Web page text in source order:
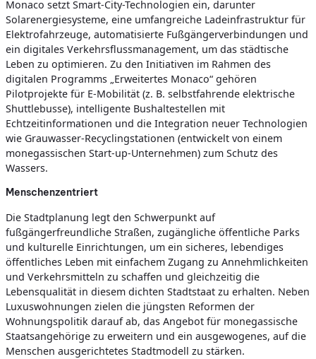
Monaco setzt Smart-City-Technologien ein, darunter
Solarenergiesysteme, eine umfangreiche Ladeinfrastruktur für
Elektrofahrzeuge, automatisierte Fußgängerverbindungen und
ein digitales Verkehrsflussmanagement, um das städtische
Leben zu optimieren. Zu den Initiativen im Rahmen des
digitalen Programms „Erweitertes Monaco“ gehören
Pilotprojekte für E-Mobilität (z. B. selbstfahrende elektrische
Shuttlebusse), intelligente Bushaltestellen mit
Echtzeitinformationen und die Integration neuer Technologien
wie Grauwasser-Recyclingstationen (entwickelt von einem
monegassischen Start-up-Unternehmen) zum Schutz des
Wassers.
Menschenzentriert
Die Stadtplanung legt den Schwerpunkt auf
fußgängerfreundliche Straßen, zugängliche öffentliche Parks
und kulturelle Einrichtungen, um ein sicheres, lebendiges
öffentliches Leben mit einfachem Zugang zu Annehmlichkeiten
und Verkehrsmitteln zu schaffen und gleichzeitig die
Lebensqualität in diesem dichten Stadtstaat zu erhalten. Neben
Luxuswohnungen zielen die jüngsten Reformen der
Wohnungspolitik darauf ab, das Angebot für monegassische
Staatsangehörige zu erweitern und ein ausgewogenes, auf die
Menschen ausgerichtetes Stadtmodell zu stärken.